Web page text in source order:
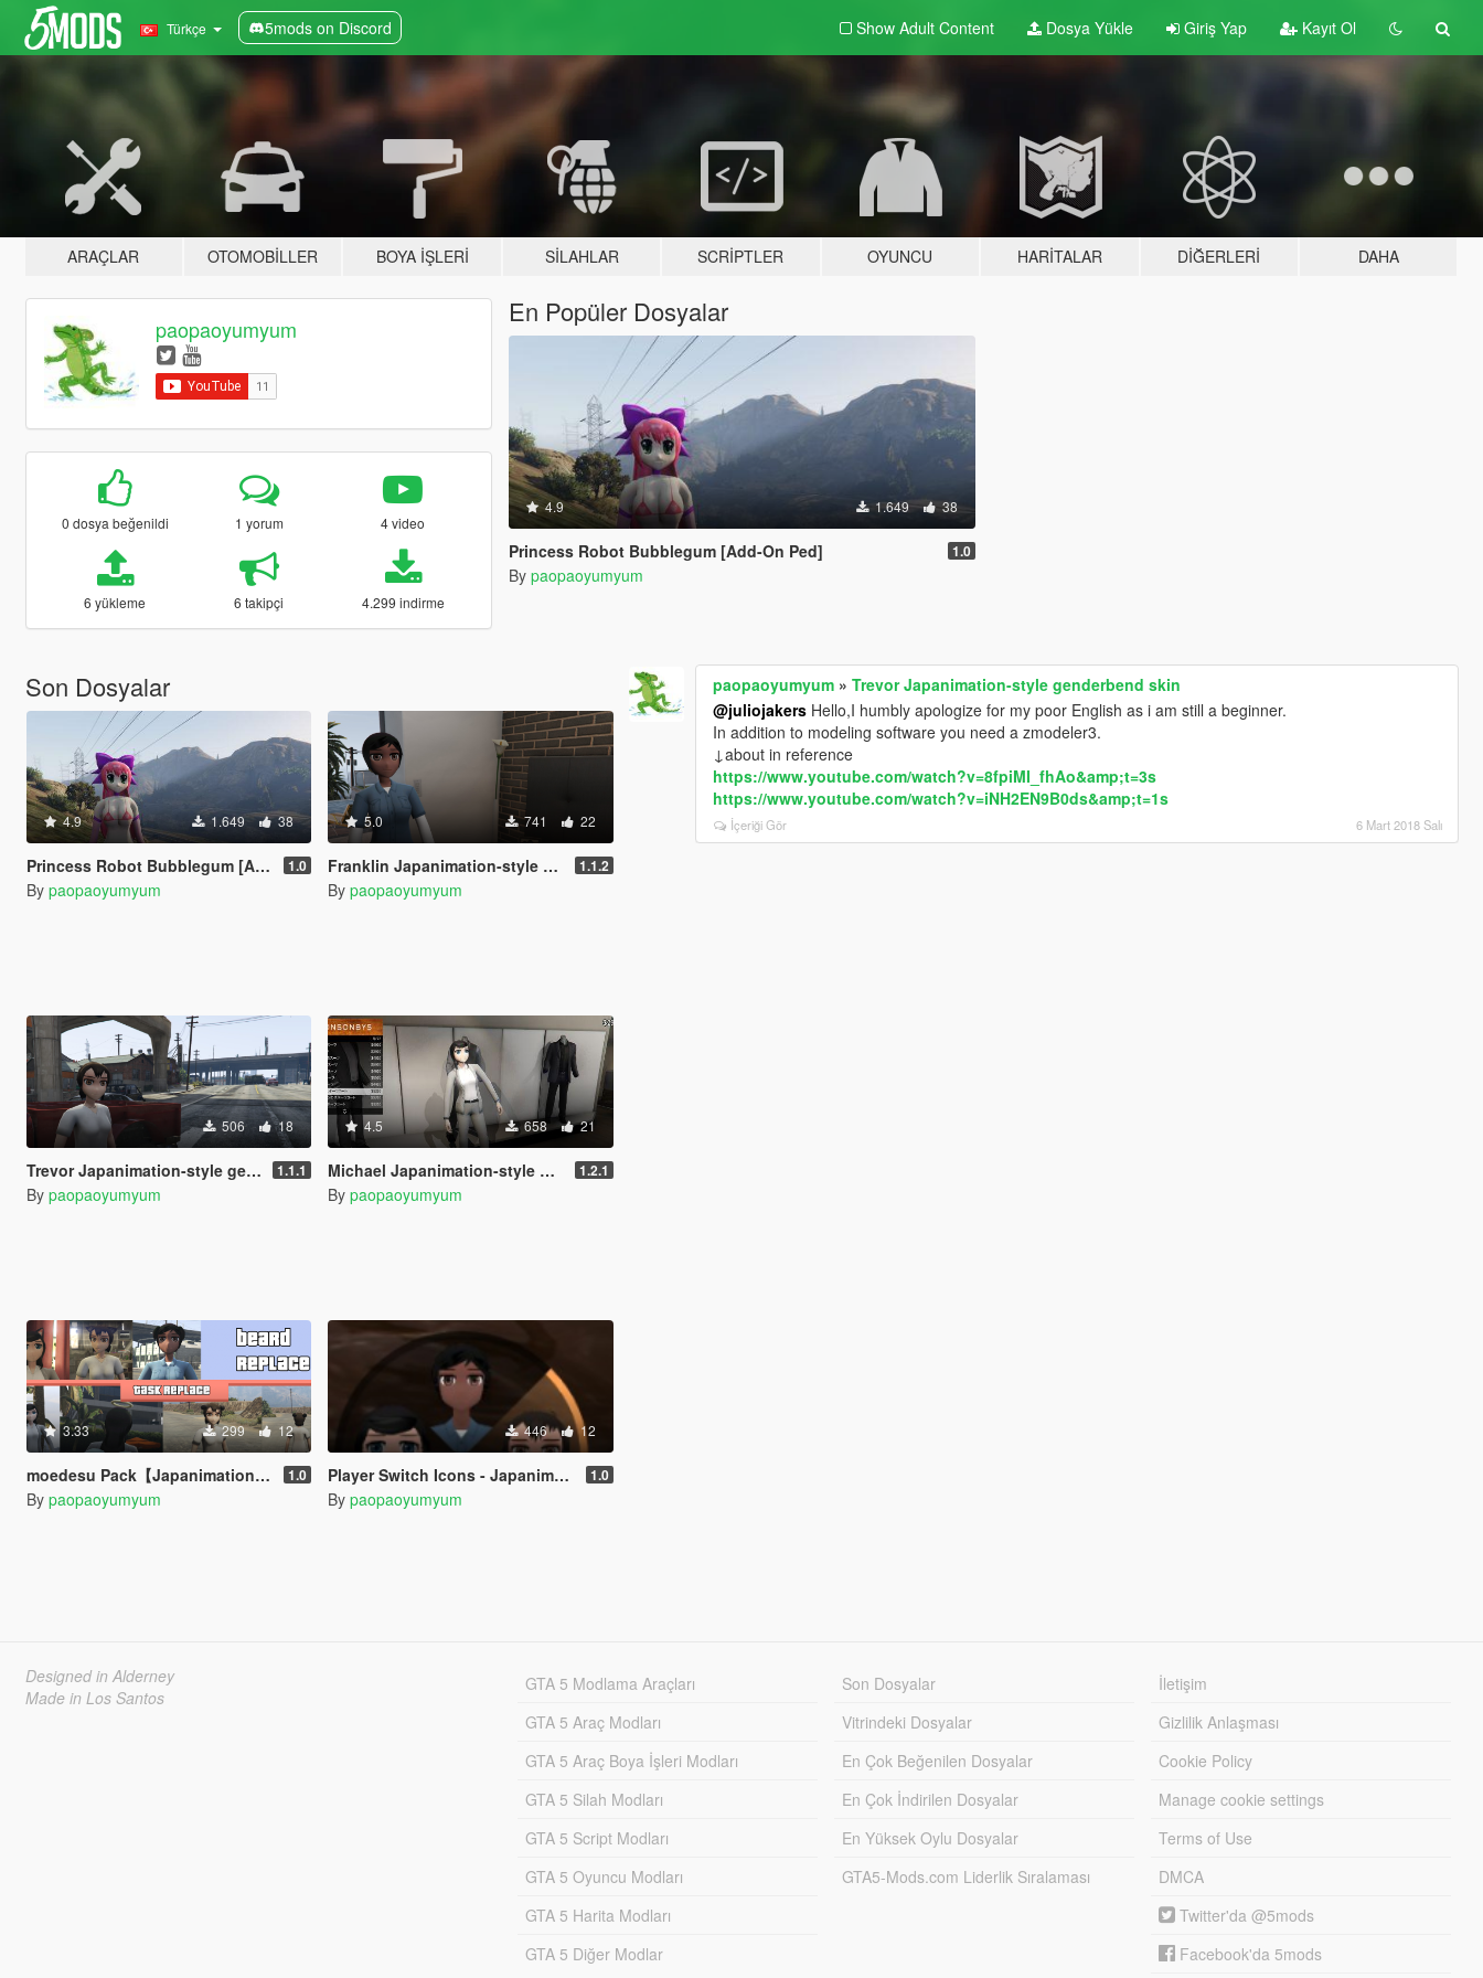
Türkçe 5mods on Discord Show Adult Content Dosya Yükle Giriş Yap Kayıt Ol
ARAÇLAR OTOMOBILLER BOYA İŞLERI SILAHLAR SCRIPTLER OYUNCU HARITALAR DIĞERLERI DAHA
paopaoyumyum
0 dosya beğenildi 1 yorum 4 video
6 yükleme 6 takipçi 4.299 indirme
En Popüler Dosyalar
4.9 1.649 38
Princess Robot Bubblegum [Add-On Ped] 1.0
By paopaoyumyum
Son Dosyalar
4.9 1.649 38
Princess Robot Bubblegum [Add-On Ped] 1.0
By paopaoyumyum
5.0 741 22
Franklin Japanimation-style genderbend skin 1.1.2
By paopaoyumyum
506 18
Trevor Japanimation-style genderbend skin 1.1.1
By paopaoyumyum
4.5 658 21
Michael Japanimation-style genderbend skin 1.2.1
By paopaoyumyum
3.33 299 12
moedesu Pack【Japanimation-style genderbend skin】 1.0
By paopaoyumyum
446 12
Player Switch Icons - Japanimation-style genderbend skin 1.0
By paopaoyumyum
paopaoyumyum »Trevor Japanimation-style genderbend skin
@juliojakers Hello,I humbly apologize for my poor English as i am still a beginner.
In addition to modeling software you need a zmodeler3.
↓about in reference
https://www.youtube.com/watch?v=8fpiMI_fhAo&amp;t=3s
https://www.youtube.com/watch?v=iNH2EN9B0ds&amp;t=1s
İçeriği Gör 6 Mart 2018 Salı
Designed in Alderney
Made in Los Santos
GTA 5 Modlama Araçları
GTA 5 Araç Modları
GTA 5 Araç Boya İşleri Modları
GTA 5 Silah Modları
GTA 5 Script Modları
GTA 5 Oyuncu Modları
GTA 5 Harita Modları
GTA 5 Diğer Modlar
Son Dosyalar
Vitrindeki Dosyalar
En Çok Beğenilen Dosyalar
En Çok İndirilen Dosyalar
En Yüksek Oylu Dosyalar
GTA5-Mods.com Liderlik Sıralaması
İletişim
Gizlilik Anlaşması
Cookie Policy
Manage cookie settings
Terms of Use
DMCA
Twitter'da @5mods
Facebook'da 5mods